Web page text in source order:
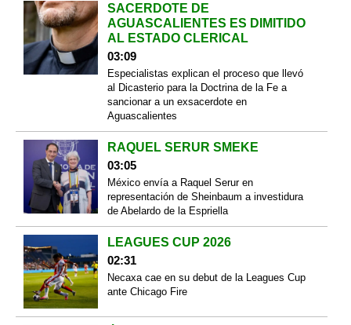
SACERDOTE DE
AGUASCALIENTES ES DIMITIDO
AL ESTADO CLERICAL
03:09
Especialistas explican el proceso que llevó
al Dicasterio para la Doctrina de la Fe a
sancionar a un exsacerdote en
Aguascalientes
RAQUEL SERUR SMEKE
03:05
México envía a Raquel Serur en
representación de Sheinbaum a investidura
de Abelardo de la Espriella
LEAGUES CUP 2026
02:31
Necaxa cae en su debut de la Leagues Cup
ante Chicago Fire